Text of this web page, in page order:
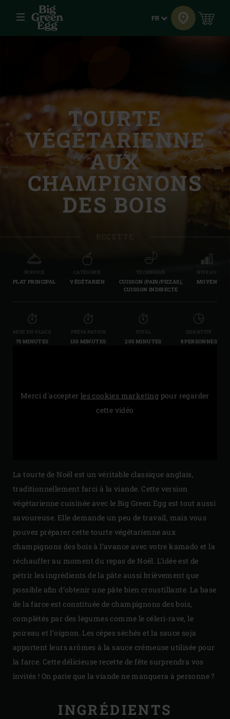
Menu Langue
FR
TOURTE
VÉGÉTARIENNE
AUX
CHAMPIGNONS
DES BOIS
RECETTE
SERVICE
PLAT PRINCIPAL
CATÉGORIE
VÉGÉTARIEN
TECHNIQUE
CUISSON (PAIN/PIZZAS),
CUISSON INDIRECTE
NIVEAU
MOYEN
MISE EN PLACE
75 MINUTES
PRÉPARATION
130 MINUTES
TOTAL
205 MINUTES
QUANTITÉ
8 PERSONNES
Merci d'accepter les cookies marketing pour regarder
cette vidéo
La tourte de Noël est un véritable classique anglais,
traditionnellement farci à la viande. Cette version
végétarienne cuisinée avec le Big Green Egg est tout aussi
savoureuse. Elle demande un peu de travail, mais vous
pouvez préparer cette tourte végétarienne aux
champignons des bois à l’avance avec votre kamado et la
réchauffer au moment du repas de Noël. L’idée est de
pétrir les ingrédients de la pâte aussi brièvement que
possible afin d’obtenir une pâte bien croustillante. La base
de la farce est constituée de champignons des bois,
complétés par des légumes comme le céleri-rave, le
poireau et l’oignon. Les cèpes séchés et la sauce soja
apportent leurs arômes à la sauce crémeuse utilisée pour
la farce. Cette délicieuse recette de fête surprendra vos
invités ! On parie que la viande ne manquera à personne ?
INGRÉDIENTS